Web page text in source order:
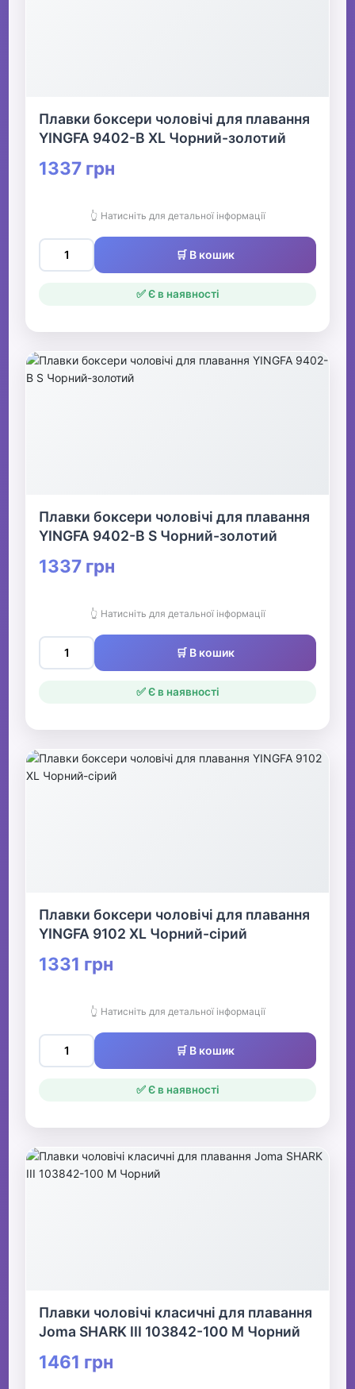
Плавки боксери чоловічі для плавання
YINGFA 9402-B XL Чорний-золотий
1337 грн
👆 Натисніть для детальної інформації
🛒 В кошик
✅ Є в наявності
Плавки боксери чоловічі для плавання
YINGFA 9402-B S Чорний-золотий
1337 грн
👆 Натисніть для детальної інформації
🛒 В кошик
✅ Є в наявності
Плавки боксери чоловічі для плавання
YINGFA 9102 XL Чорний-сірий
1331 грн
👆 Натисніть для детальної інформації
🛒 В кошик
✅ Є в наявності
Плавки чоловічі класичні для плавання
Joma SHARK III 103842-100 M Чорний
1461 грн